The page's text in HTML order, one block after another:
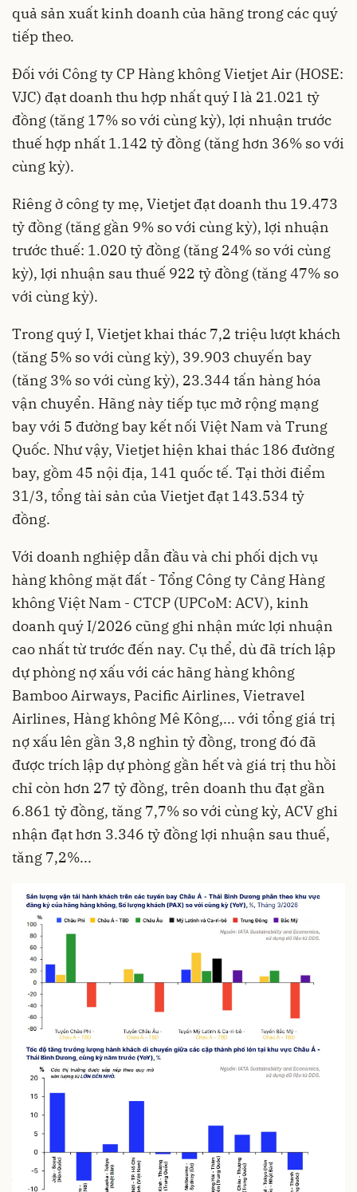
quả sản xuất kinh doanh của hãng trong các quý
tiếp theo.
Đối với Công ty CP Hàng không Vietjet Air (HOSE:
VJC) đạt doanh thu hợp nhất quý I là 21.021 tỷ
đồng (tăng 17% so với cùng kỳ), lợi nhuận trước
thuế hợp nhất 1.142 tỷ đồng (tăng hơn 36% so với
cùng kỳ).
Riêng ở công ty mẹ, Vietjet đạt doanh thu 19.473
tỷ đồng (tăng gần 9% so với cùng kỳ), lợi nhuận
trước thuế: 1.020 tỷ đồng (tăng 24% so với cùng
kỳ), lợi nhuận sau thuế 922 tỷ đồng (tăng 47% so
với cùng kỳ).
Trong quý I, Vietjet khai thác 7,2 triệu lượt khách
(tăng 5% so với cùng kỳ), 39.903 chuyến bay
(tăng 3% so với cùng kỳ), 23.344 tấn hàng hóa
vận chuyển. Hãng này tiếp tục mở rộng mạng
bay với 5 đường bay kết nối Việt Nam và Trung
Quốc. Như vậy, Vietjet hiện khai thác 186 đường
bay, gồm 45 nội địa, 141 quốc tế. Tại thời điểm
31/3, tổng tài sản của Vietjet đạt 143.534 tỷ
đồng.
Với doanh nghiệp dẫn đầu và chi phối dịch vụ
hàng không mặt đất - Tổng Công ty Cảng Hàng
không Việt Nam - CTCP (UPCoM: ACV), kinh
doanh quý I/2026 cũng ghi nhận mức lợi nhuận
cao nhất từ trước đến nay. Cụ thể, dù đã trích lập
dự phòng nợ xấu với các hãng hàng không
Bamboo Airways, Pacific Airlines, Vietravel
Airlines, Hàng không Mê Kông,... với tổng giá trị
nợ xấu lên gần 3,8 nghìn tỷ đồng, trong đó đã
được trích lập dự phòng gần hết và giá trị thu hồi
chỉ còn hơn 27 tỷ đồng, trên doanh thu đạt gần
6.861 tỷ đồng, tăng 7,7% so với cùng kỳ, ACV ghi
nhận đạt hơn 3.346 tỷ đồng lợi nhuận sau thuế,
tăng 7,2%...